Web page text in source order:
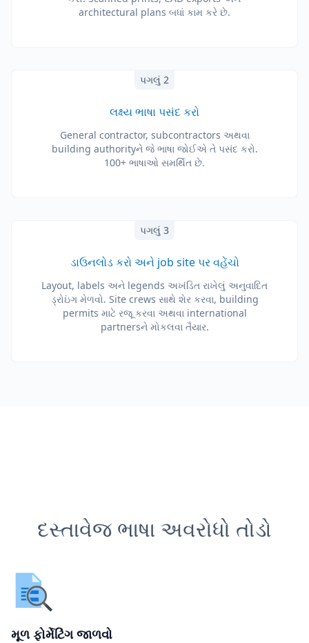
architectural plans બધાં કામ કરે છે.
પગલું 2
લક્ષ્ય ભાષા પસંદ કરો
General contractor, subcontractors અથવા
building authorityને જે ભાષા જોઈએ તે પસંદ કરો.
100+ ભાષાઓ સમર્થિત છે.
પગલું 3
ડાઉનલોડ કરો અને job site પર વહેંચો
Layout, labels અને legends અખંડિત રાખેલું અનુવાદિત
ડ્રોઇંગ મેળવો. Site crews સાથે શેર કરવા, building
permits માટે રજૂ કરવા અથવા international
partnersને મોકલવા તૈયાર.
દસ્તાવેજ ભાષા અવરોધો તોડો
મૂળ ફોર્મેટિંગ જાળવો